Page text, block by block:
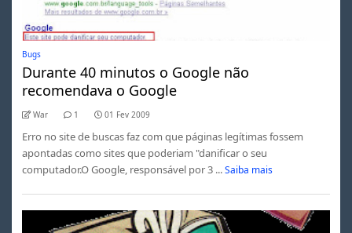
Bugs
Durante 40 minutos o Google não
recomendava o Google
War 1 01 Fev 2009
Erro no site de buscas faz com que páginas legítimas fossem
apontadas como sites que poderiam "danificar o seu
computador.O Google, responsável por 3 ... Saiba mais